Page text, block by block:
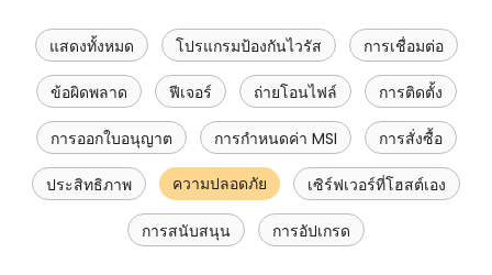
แสดงทั้งหมด โปรแกรมป้องกันไวรัส การเชื่อมต่อ
ข้อผิดพลาด ฟีเจอร์ ถ่ายโอนไฟล์ การติดตั้ง
การออกใบอนุญาต การกำหนดค่า MSI การสั่งซื้อ
ประสิทธิภาพ ความปลอดภัย เซิร์ฟเวอร์ที่โฮสต์เอง
การสนับสนุน การอัปเกรด
หมายเหตุประจำรุ่น
โหมดการเชื่อมต่อ
การเข้าถึงแบบไม่ต้องดูแล
การสนับสนุน Active Directory
การศึกษาและรัฐบาล
เทคโนโลยีสารสนเทศ
iOS/Android